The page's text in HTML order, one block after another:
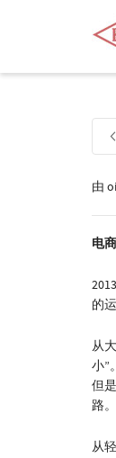
由
电
的
从
小”
但
路。
从